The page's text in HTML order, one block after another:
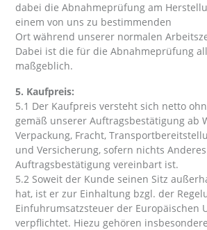
dabei die Abnahmeprüfung am
einem von uns zu bestimmenden
Ort während unserer normalen
Dabei ist die für die Abnahmeprüfung
maßgeblich.
5. Kaufpreis:
5.1 Der Kaufpreis versteht sich netto
gemäß unserer Auftragsbestätigung ab
Verpackung, Fracht,
und Versicherung, sofern nichts
Auftragsbestätigung vereinbart ist.
5.2 Soweit der Kunde seinen Sitz
hat, ist er zur Einhaltung bzgl. der
Einfuhrumsatzsteuer der Europäischen
verpflichtet. Hiezu gehören